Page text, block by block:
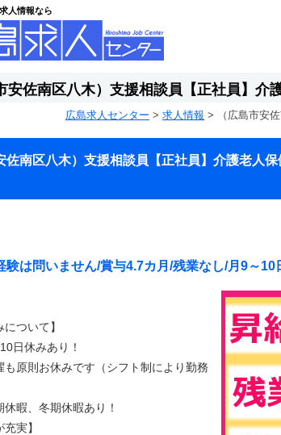
人情報なら
安佐南区八木）支援相談員【正社員】介
広島求人センター > 求人情報 > （広島市安
佐南区八木）支援相談員【正社員】介護老人
験は問いません/賞与4.7カ月/残業なし/月9～
ついて】
日休みあり！
も原則お休みです（シフト制により勤務
休暇、冬期休暇あり！
実】